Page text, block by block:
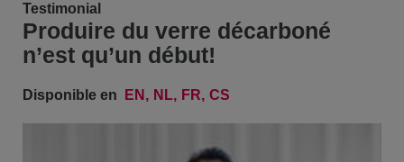
Testimonial
Produire du verre décarboné
n’est qu’un début!
Disponible en EN NL FR CS